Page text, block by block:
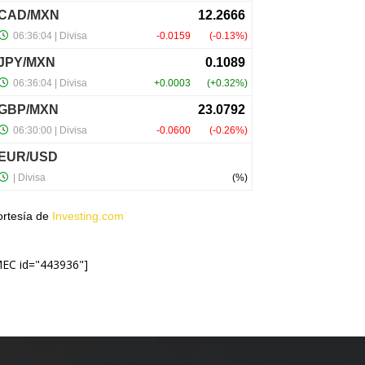
de Investing.com
id="443936"]